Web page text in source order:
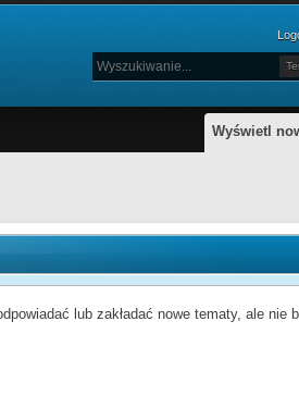
Wyświetl
lub zakładać nowe tematy, ale nie